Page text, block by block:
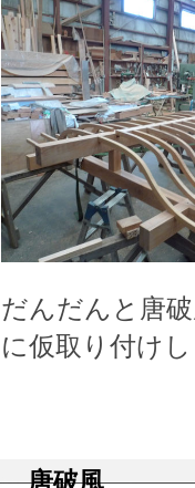
だんだんと唐
に仮取り付け
唐破風